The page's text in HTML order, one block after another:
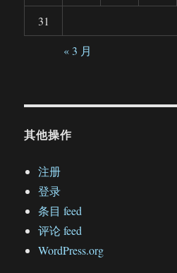
31
« 3 月
其他操作
注册
登录
条目 feed
评论 feed
WordPress.org